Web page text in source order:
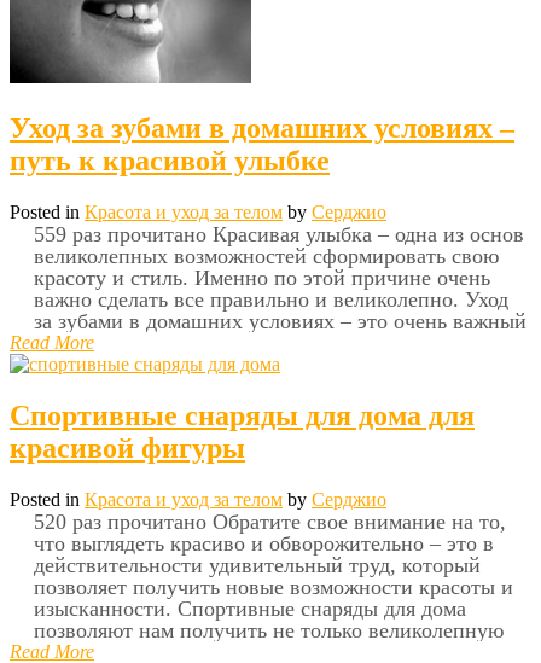
Уход за зубами в домашних условиях –
путь к красивой улыбке
Posted in Красота и уход за телом by Серджио
559 раз прочитано Красивая улыбка – одна из основ
великолепных возможностей сформировать свою
красоту и стиль. Именно по этой причине очень
важно сделать все правильно и великолепно. Уход
за зубами в домашних условиях – это очень важный
Read More
Спортивные снаряды для дома для
красивой фигуры
Posted in Красота и уход за телом by Серджио
520 раз прочитано Обратите свое внимание на то,
что выглядеть красиво и обворожительно – это в
действительности удивительный труд, который
позволяет получить новые возможности красоты и
изысканности. Спортивные снаряды для дома
позволяют нам получить не только великолепную
Read More